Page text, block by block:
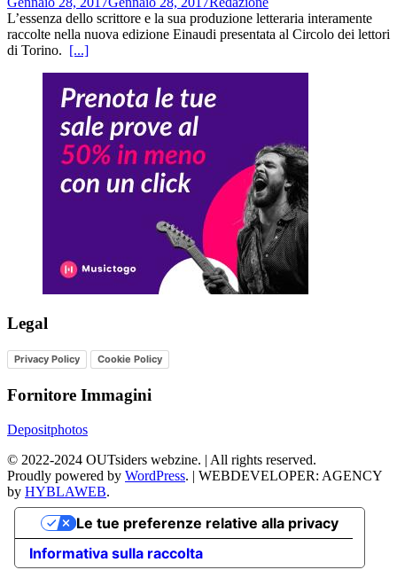
L’essenza dello scrittore e la sua produzione letteraria interamente
raccolte nella nuova edizione Einaudi presentata al Circolo dei lettori
di Torino. [...]
Legal
Privacy Policy Cookie Policy
Fornitore Immagini
Depositphotos
© 2022-2024 OUTsiders webzine. | All rights reserved.
Proudly powered by WordPress. | WEBDEVELOPER: AGENCY
by HYBLAWEB.
Informativa sulla raccolta
Le tue preferenze relative alla privacy